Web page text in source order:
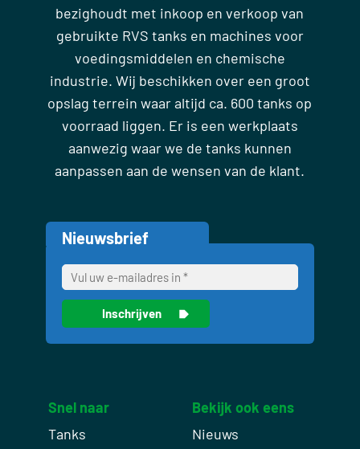
bezighoudt met inkoop en verkoop van
gebruikte RVS tanks en machines voor
voedingsmiddelen en chemische
industrie. Wij beschikken over een groot
opslag terrein waar altijd ca. 600 tanks op
voorraad liggen. Er is een werkplaats
aanwezig waar we de tanks kunnen
aanpassen aan de wensen van de klant.
Nieuwsbrief
Snel naar
Tanks
Bekijk ook eens
Nieuws